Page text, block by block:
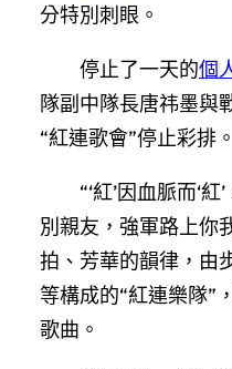
分特別刺眼。
停止了一天的個
隊副中隊長唐祎墨與
“紅連歌會”停止彩排。
“‘紅’因血脈而‘
別親友，強軍路上你
拍、芳華的韻律，由
等構成的“紅連樂隊”
歌曲。